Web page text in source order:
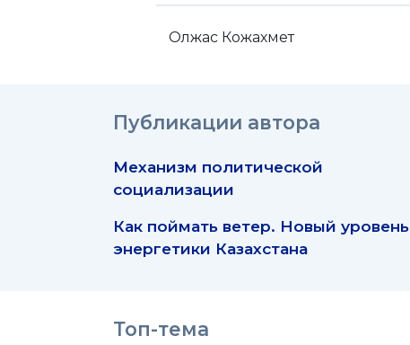
Олжас Кожахмет
Публикации автора
Механизм политической
социализации
Как поймать ветер. Новый уровень
энергетики Казахстана
Топ-тема